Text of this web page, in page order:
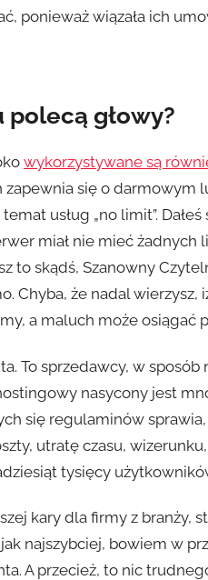
ponieważ wiązała ich
głowy?
wykorzystywane są
się o darmowym
usług „no limit”.
miał nie mieć żadnych
to skądś, Szanowny
Chyba, że nadal
a maluch może osiągać
To sprzedawcy, w
nasycony jest
się regulaminów
utratę czasu,
tysięcy
kary dla firmy z branży,
najszybciej, bowiem w
A przecież, to nic